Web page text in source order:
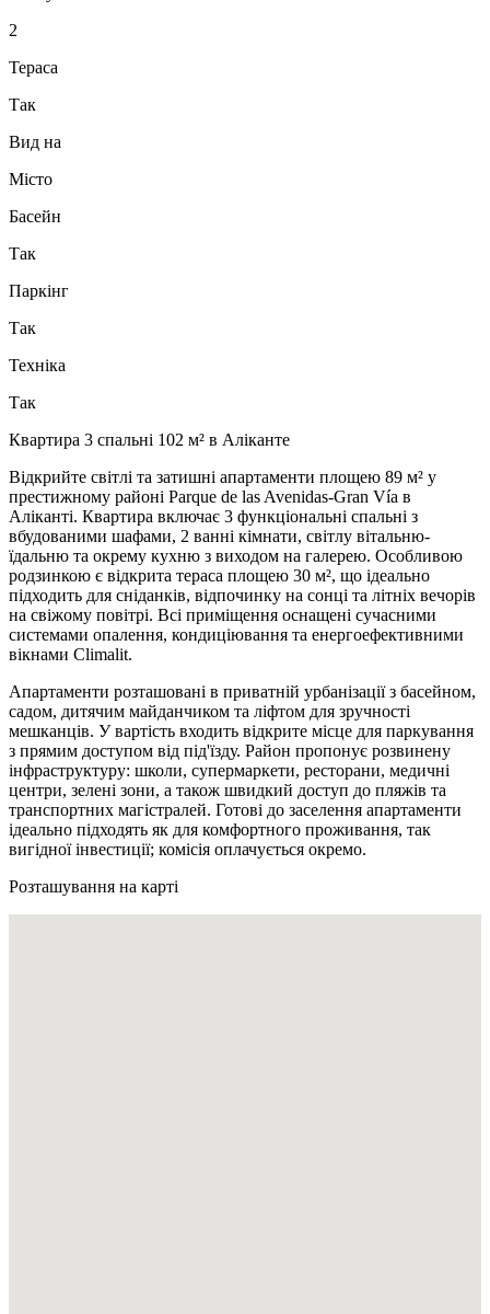
2
Тераса
Так
Вид на
Місто
Басейн
Так
Паркінг
Так
Техніка
Так
Квартира 3 спальні 102 м² в Аліканте
Відкрийте світлі та затишні апартаменти площею 89 м² у
престижному районі Parque de las Avenidas-Gran Vía в
Аліканті. Квартира включає 3 функціональні спальні з
вбудованими шафами, 2 ванні кімнати, світлу вітальню-
їдальню та окрему кухню з виходом на галерею. Особливою
родзинкою є відкрита тераса площею 30 м², що ідеально
підходить для сніданків, відпочинку на сонці та літніх вечорів
на свіжому повітрі. Всі приміщення оснащені сучасними
системами опалення, кондиціювання та енергоефективними
вікнами Climalit.
Апартаменти розташовані в приватній урбанізації з басейном,
садом, дитячим майданчиком та ліфтом для зручності
мешканців. У вартість входить відкрите місце для паркування
з прямим доступом від під'їзду. Район пропонує розвинену
інфраструктуру: школи, супермаркети, ресторани, медичні
центри, зелені зони, а також швидкий доступ до пляжів та
транспортних магістралей. Готові до заселення апартаменти
ідеально підходять як для комфортного проживання, так
вигідної інвестиції; комісія оплачується окремо.
Розташування на карті